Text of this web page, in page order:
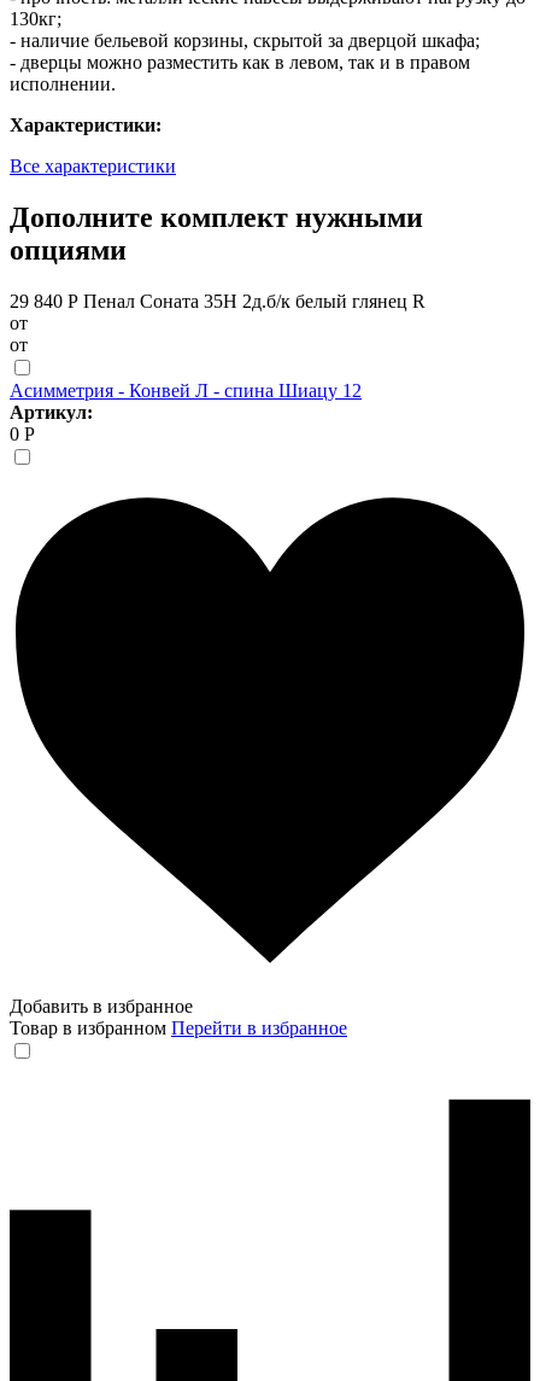
130кг;
- наличие бельевой корзины, скрытой за дверцой шкафа;
- дверцы можно разместить как в левом, так и в правом
исполнении.
Характеристики:
Все характеристики
Дополните комплект нужными
опциями
29 840 Р Пенал Соната 35Н 2д.б/к белый глянец R
от
от
Асимметрия - Конвей Л - спина Шиацу 12
Артикул:
0 Р
Добавить в избранное
Товар в избранном Перейти в избранное